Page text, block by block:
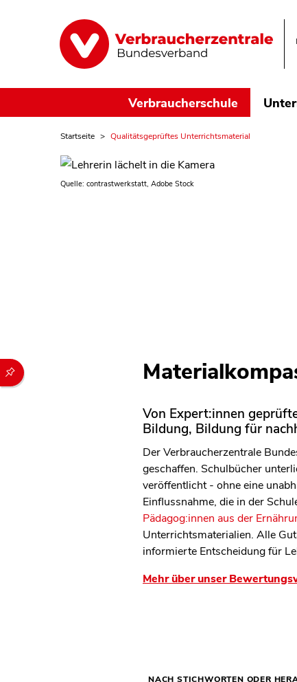
Verbraucherschule
Durch die folgenden Buttons können Sie direkt auf einen
Startseite Qualitätsgeprüftes Unterrichtsmaterial
Quelle: contrastwerkstatt, Adobe Stock
Von Expert:innen
Bildung, Bildung für
Der Verbraucherzentrale
geschaffen. Schulbücher
veröffentlicht - ohne eine
Einflussnahme, die in der
Pädagog:innen aus der
Unterrichtsmaterialien. Alle
informierte Entscheidung für
Mehr über unser
NACH STICHWORTEN ODER